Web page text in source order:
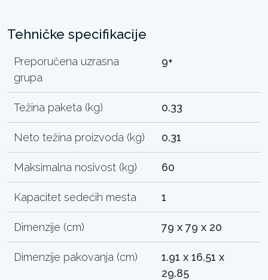
Tehničke specifikacije
Preporučena uzrasna
grupa
9+
Težina paketa (kg) 0.33
Neto težina proizvoda (kg) 0.31
Maksimalna nosivost (kg) 60
Kapacitet sedećih mesta 1
Dimenzije (cm) 79 x 79 x 20
Dimenzije pakovanja (cm)
1.91 x 16.51 x
29.85